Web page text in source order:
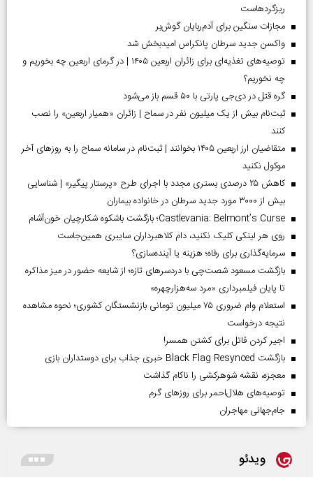
ریزگردهاست
مجازات سنگین برای آدم‌ربایان گوش‌بر
واکسن جدید سرطان پانکراس امیدبخش شد
توصیه‌های تغذیه‌ای برای زائران اربعین ۱۴۰۵ | در گرمای اربعین چه بخوریم و
چه نخوریم؟
گره قتل در دی‌جی پارتی با ۵۰ قسم باز می‌شود
ثبت‌نام بیش از یک میلیون نفر در سماح | زائران «همیار اربعین» را نصب
کنند
متقاضیان ارز اربعین ۱۴۰۵ بخوانند | ثبت‌نام در سامانه سماح را به روز‌های آخر
موکول نکنید
کاهش ۲۵ درصدی بستری مجدد با اجرای طرح «پرستار پیگیر» | شناسایی
بیش از ۳۰۰۰ مورد جدید سرطان در خانواده بیماران
Castlevania: Belmont’s Curse؛ بازگشت باشکوه شکارچیان خون‌آشام
روی هر لینکی کلیک نکنید، دام کلاهبرداران سایبری همین‌جاست
سرمایه‌گذاری برای رفاه؛ هزینه یا آینده‌سازی؟
بازگشت مسعود شصت‌چی با دردسر‌های تازه؛ از شایعه حضور در میز مذاکره
تا پایان فیلمبرداری «مرد سه‌هزارچهره»
استعلام وام ضروری ۷۵ میلیون تومانی بازنشستگان کشوری؛ نحوه مشاهده
نتیجه درخواست
اجیر کردن قاتل برای کشتن همسر!
بازگشت Black Flag Resynced خبری جذاب برای دوستداران بازی
معجزه، نقشه شوهرکشی را ناکام گذاشت
توصیه‌های هلال‌احمر برای روز‌های گرم
جام‌جهانی مهاجران
ویدئو